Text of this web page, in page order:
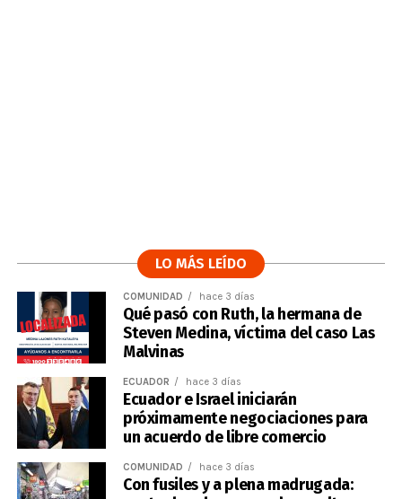
LO MÁS LEÍDO
COMUNIDAD hace 3 días
Qué pasó con Ruth, la hermana de
Steven Medina, víctima del caso Las
Malvinas
ECUADOR hace 3 días
Ecuador e Israel iniciarán
próximamente negociaciones para
un acuerdo de libre comercio
COMUNIDAD hace 3 días
Con fusiles y a plena madrugada: